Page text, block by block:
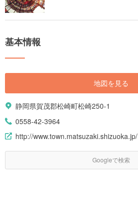
基本情報
地図を見る
静岡県賀茂郡松崎町松崎250-1
0558-42-3964
http://www.town.matsuzaki.shizuoka.jp/
Googleで検索